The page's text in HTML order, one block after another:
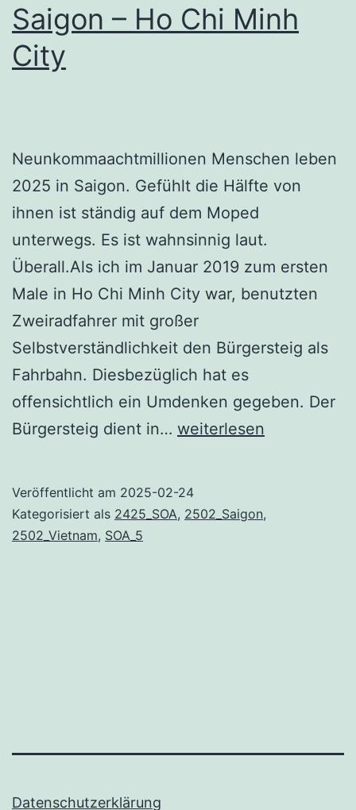
Saigon – Ho Chi Minh
City
Neunkommaachtmillionen Menschen leben
2025 in Saigon. Gefühlt die Hälfte von
ihnen ist ständig auf dem Moped
unterwegs. Es ist wahnsinnig laut.
Überall.Als ich im Januar 2019 zum ersten
Male in Ho Chi Minh City war, benutzten
Zweiradfahrer mit großer
Selbstverständlichkeit den Bürgersteig als
Fahrbahn. Diesbezüglich hat es
offensichtlich ein Umdenken gegeben. Der
Bürgersteig dient in… Saigon
Chi
weiterlesen
Veröffentlicht am 2025-02-24
Kategorisiert als 2425_SOA, 2502_Saigon,
2502_Vietnam, SOA_5
Datenschutzerklärung